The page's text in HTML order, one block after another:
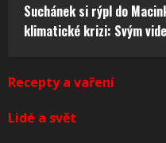
Suchánek si rýpl do
klimatické krizi: Svým
Recepty a vaření
Lidé a svět